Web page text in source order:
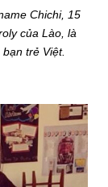
Chichi, 15
của Lào, là
trẻ Việt.